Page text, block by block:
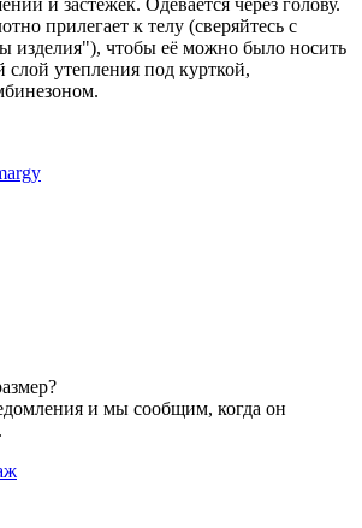
прилегает к телу (сверяйтесь с
изделия"), чтобы её можно было носить
утепления под курткой,
и мы сообщим, когда он